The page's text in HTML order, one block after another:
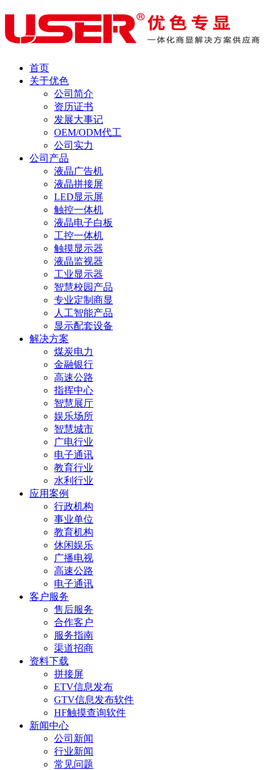
首页
关于优色
公司简介
资历证书
发展大事记
OEM/ODM代工
公司实力
公司产品
液晶广告机
液晶拼接屏
LED显示屏
触控一体机
液晶电子白板
工控一体机
触摸显示器
液晶监视器
工业显示器
智慧校园产品
专业定制商显
人工智能产品
显示配套设备
解决方案
煤炭电力
金融银行
高速公路
指挥中心
智慧展厅
娱乐场所
智慧城市
广电行业
电子通讯
教育行业
水利行业
应用案例
行政机构
事业单位
教育机构
休闲娱乐
广播电视
高速公路
电子通讯
客户服务
售后服务
合作客户
服务指南
渠道招商
资料下载
拼接屏
ETV信息发布
GTV信息发布软件
HF触摸查询软件
新闻中心
公司新闻
行业新闻
常见问题